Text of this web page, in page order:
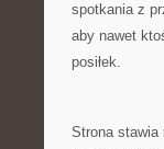
spotkania z
aby nawet
posiłek.
Strona stawia